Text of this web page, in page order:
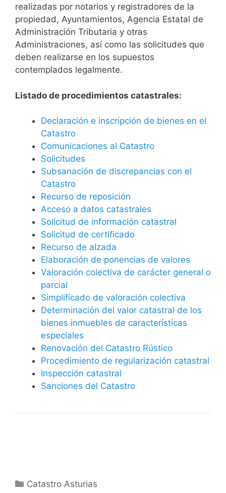
realizadas por notarios y registradores de la
propiedad, Ayuntamientos, Agencia Estatal de
Administración Tributaria y otras
Administraciones, así como las solicitudes que
deben realizarse en los supuestos
contemplados legalmente.
Listado de procedimientos catastrales:
Declaración e inscripción de bienes en el
Catastro
Comunicaciones al Catastro
Solicitudes
Subsanación de discrepancias con el
Catastro
Recurso de reposición
Acceso a datos catastrales
Solicitud de información catastral
Solicitud de certificado
Recurso de alzada
Elaboración de ponencias de valores
Valoración colectiva de carácter general o
parcial
Simplificado de valoración colectiva
Determinación del valor catastral de los
bienes inmuebles de características
especiales
Renovación del Catastro Rústico
Procedimiento de regularización catastral
Inspección catastral
Sanciones del Catastro
Categorías
Catastro Asturias